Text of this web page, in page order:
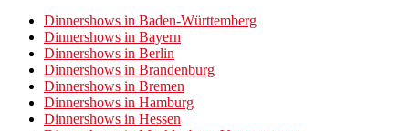
Dinnershows in Baden-Württemberg
Dinnershows in Bayern
Dinnershows in Berlin
Dinnershows in Brandenburg
Dinnershows in Bremen
Dinnershows in Hamburg
Dinnershows in Hessen